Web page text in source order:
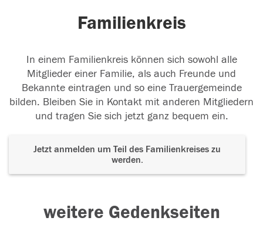
Familienkreis
In einem Familienkreis können sich sowohl alle
Mitglieder einer Familie, als auch Freunde und
Bekannte eintragen und so eine Trauergemeinde
bilden. Bleiben Sie in Kontakt mit anderen Mitgliedern
und tragen Sie sich jetzt ganz bequem ein.
Jetzt anmelden um Teil des Familienkreises zu
werden.
weitere Gedenkseiten